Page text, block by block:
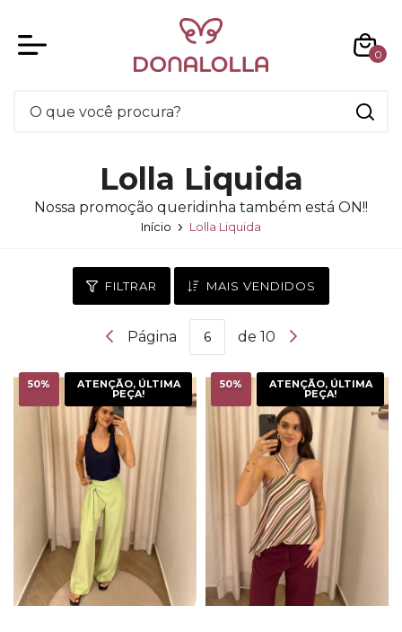
0
Lolla Liquida
Nossa promoção queridinha também está ON!!
Início Lolla Liquida
FILTRAR MAIS VENDIDOS
Página de 10
50% ATENÇÃO, ÚLTIMA
PEÇA!
50% ATENÇÃO, ÚLTIMA
PEÇA!